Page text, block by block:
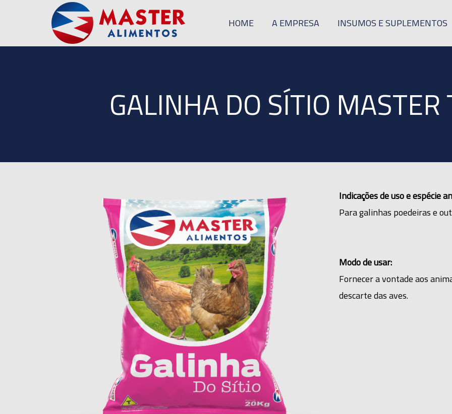
HOME A EMPRESA INSUMOS E SUPLEMENTOS
GALINHA DO SÍTIO MASTER
Indicações de uso e espécie
Para galinhas poedeiras e
Modo de usar:
Fornecer a vontade aos
descarte das aves.